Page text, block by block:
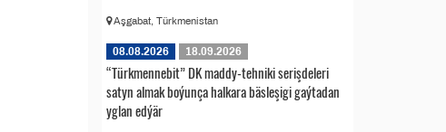
Aşgabat, Türkmenistan
08.08.2026 18.09.2026
“Türkmennebit” DK maddy-tehniki serişdeleri
satyn almak boýunça halkara bäsleşigi gaýtadan
yglan edýär